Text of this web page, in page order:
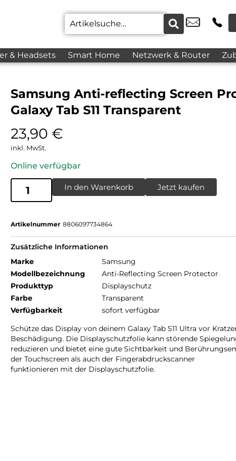
& Headsets Smart Home Netzwerk & Router
Samsung Anti-reflecting Screen
Galaxy Tab S11 Transparent
23,90 €
inkl. MwSt.
Online verfügbar
In den Warenkorb Jetzt kaufen
Artikelnummer 8806097734864
Zusätzliche Informationen
Marke
Samsung
Modellbezeichnung
Anti-Reflecting Screen Protector
Produkttyp
Displayschutz
Farbe
Transparent
Verfügbarkeit
sofort verfügbar
Schütze das Display von deinem Galaxy Tab S11 Ultra vor
Beschädigung. Die Displayschutzfolie kann störende
reduzieren und bietet eine gute Sichtbarkeit und
der Touchscreen als auch der Fingerabdruckscanner
funktionieren mit der Displayschutzfolie.